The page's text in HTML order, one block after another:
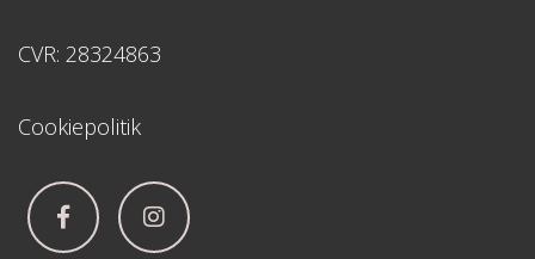
CVR: 28324863
Cookiepolitik